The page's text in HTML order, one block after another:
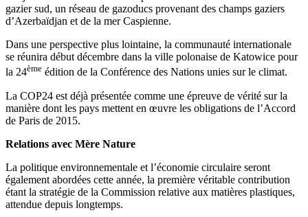
gazier sud, un réseau de gazoducs provenant des champs gaziers
d’Azerbaïdjan et de la mer Caspienne.
Dans une perspective plus lointaine, la communauté internationale
se réunira début décembre dans la ville polonaise de Katowice pour
la 24ème édition de la Conférence des Nations unies sur le climat.
La COP24 est déjà présentée comme une épreuve de vérité sur la
manière dont les pays mettent en œuvre les obligations de l’Accord
de Paris de 2015.
Relations avec Mère Nature
La politique environnementale et l’économie circulaire seront
également abordées cette année, la première véritable contribution
étant la stratégie de la Commission relative aux matières plastiques,
attendue depuis longtemps.